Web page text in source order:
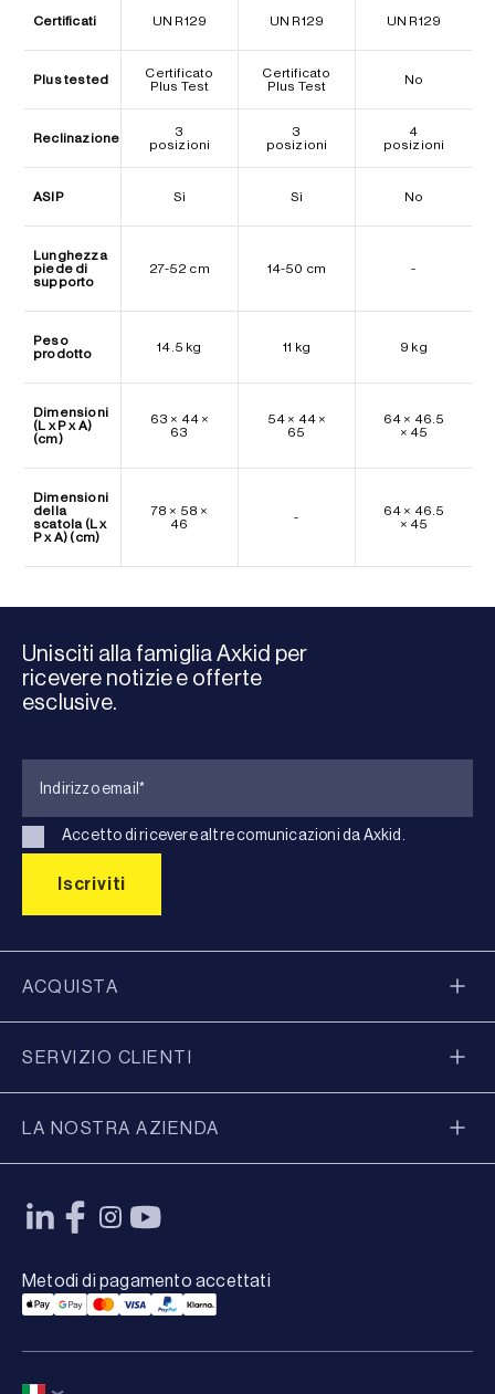
Certificati UN R129 UN R129 UN R129
Plus tested
Certificato
Plus Test
Certificato
Plus Test
No
Reclinazione
3
posizioni
3
posizioni
4
posizioni
ASIP Sì Sì No
Lunghezza
piede di
supporto
27-52 cm 14-50 cm -
Peso
prodotto
14.5 kg 11 kg 9 kg
Dimensioni
(L x P x A)
(cm)
63 × 44 ×
63
54 × 44 ×
65
64 × 46.5
× 45
Dimensioni
della
scatola (L x
P x A) (cm)
78 × 58 ×
46
-
64 × 46.5
× 45
Unisciti alla famiglia Axkid per
ricevere notizie e offerte
esclusive.
Accetto di ricevere altre comunicazioni da Axkid.
ACQUISTA
SERVIZIO CLIENTI
LA NOSTRA AZIENDA
Metodi di pagamento accettati
Applepay Payment
Googlepay Payment
Mastercard Payment
Visa Payment
Paypal Payment
Klarna Payment